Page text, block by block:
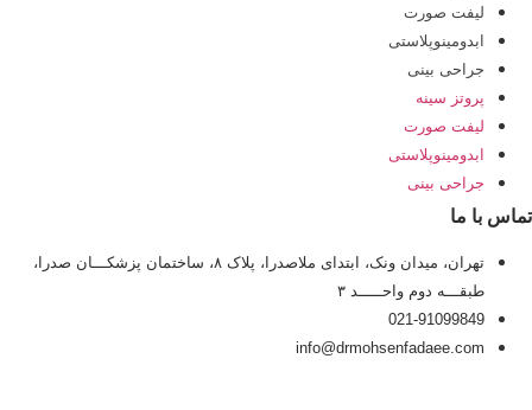
لیفت صورت
ابدومینوپلاستی
جراحی بینی
پروتز سینه
لیفت صورت
ابدومینوپلاستی
جراحی بینی
تماس با ما
تهران، میدان ونک، ابتدای ملاصدرا، پلاک ۸، ساختمان پزشکـــان صدرا،
طبقـــه دوم واحـــــد ۳
021-91099849
info@drmohsenfadaee.com